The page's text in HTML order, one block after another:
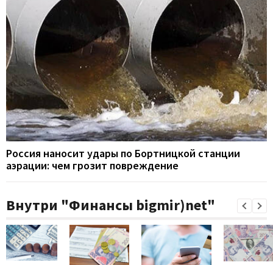
Россия наносит удары по Бортницкой станции
аэрации: чем грозит повреждение
Внутри "Финансы bigmir)net"